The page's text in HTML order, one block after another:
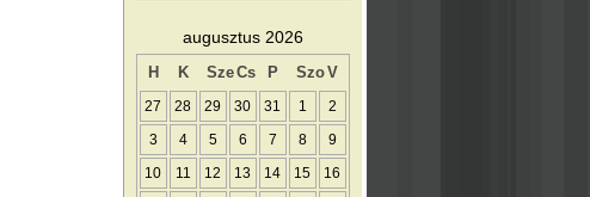
augusztus 2026
H K SzeCs P SzoV
27 28 29 30 31 1 2
3 4 5 6 7 8 9
10 11 12 13 14 15 16